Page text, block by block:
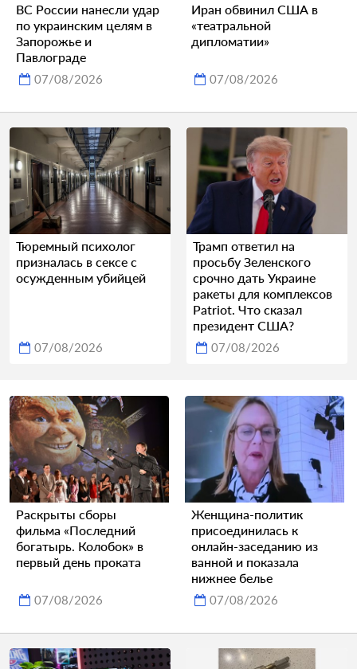
ВС России нанесли удар
по украинским целям в
Запорожье и
Павлограде
07/08/2026
Иран обвинил США в
«театральной
дипломатии»
07/08/2026
Тюремный психолог
призналась в сексе с
осужденным убийцей
07/08/2026
Трамп ответил на
просьбу Зеленского
срочно дать Украине
ракеты для комплексов
Patriot. Что сказал
президент США?
07/08/2026
Раскрыты сборы
фильма «Последний
богатырь. Колобок» в
первый день проката
07/08/2026
Женщина-политик
присоединилась к
онлайн-заседанию из
ванной и показала
нижнее белье
07/08/2026